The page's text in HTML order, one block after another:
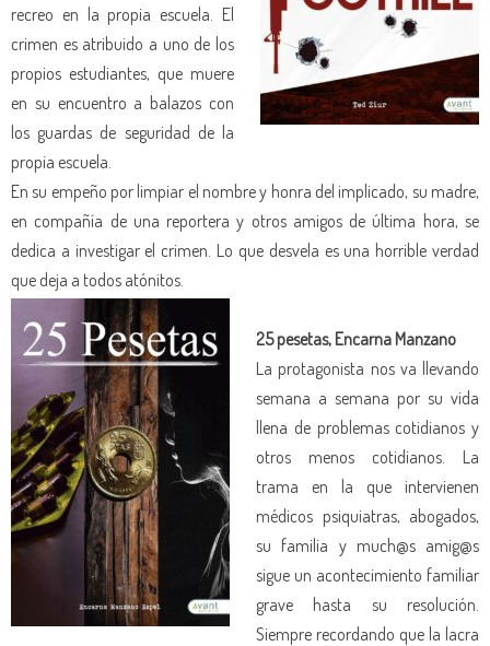
recreo en la propia escuela. El
crimen es atribuido a uno de los
propios estudiantes, que muere
en su encuentro a balazos con
los guardas de seguridad de la
propia escuela.
En su empeño por limpiar el nombre y honra del implicado, su madre,
en compañía de una reportera y otros amigos de última hora, se
dedica a investigar el crimen. Lo que desvela es una horrible verdad
que deja a todos atónitos.
25 pesetas, Encarna Manzano
La protagonista nos va llevando
semana a semana por su vida
llena de problemas cotidianos y
otros menos cotidianos. La
trama en la que intervienen
médicos psiquiatras, abogados,
su familia y much@s amig@s
sigue un acontecimiento familiar
grave hasta su resolución.
Siempre recordando que la lacra